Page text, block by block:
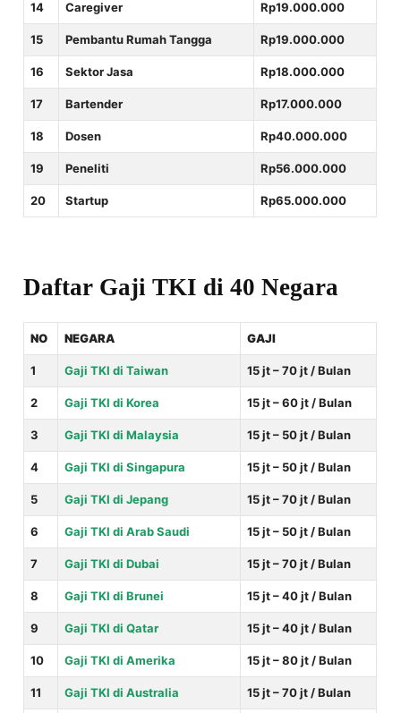
14 Caregiver Rp19.000.000
15 Pembantu Rumah Tangga Rp19.000.000
16 Sektor Jasa Rp18.000.000
17 Bartender Rp17.000.000
18 Dosen Rp40.000.000
19 Peneliti Rp56.000.000
20 Startup Rp65.000.000
Daftar Gaji TKI di 40 Negara
NO NEGARA GAJI
1 Gaji TKI di Taiwan 15 jt – 70 jt / Bulan
2 Gaji TKI di Korea 15 jt – 60 jt / Bulan
3 Gaji TKI di Malaysia 15 jt – 50 jt / Bulan
4 Gaji TKI di Singapura 15 jt – 50 jt / Bulan
5 Gaji TKI di Jepang 15 jt – 70 jt / Bulan
6 Gaji TKI di Arab Saudi 15 jt – 50 jt / Bulan
7 Gaji TKI di Dubai 15 jt – 70 jt / Bulan
8 Gaji TKI di Brunei 15 jt – 40 jt / Bulan
9 Gaji TKI di Qatar 15 jt – 40 jt / Bulan
10 Gaji TKI di Amerika 15 jt – 80 jt / Bulan
11 Gaji TKI di Australia 15 jt – 70 jt / Bulan